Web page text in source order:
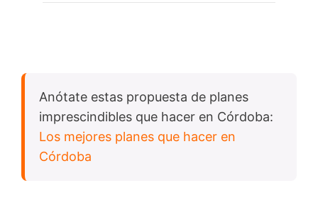
Anótate estas propuesta de planes
imprescindibles que hacer en Córdoba:
Los mejores planes que hacer en
Córdoba